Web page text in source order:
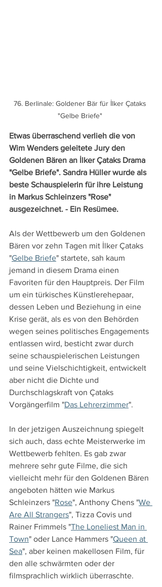
76. Berlinale: Goldener Bär für İlker Çataks
"Gelbe Briefe"
Etwas überraschend verlieh die von
Wim Wenders geleitete Jury den
Goldenen Bären an İlker Çataks Drama
"Gelbe Briefe". Sandra Hüller wurde als
beste Schauspielerin für ihre Leistung
in Markus Schleinzers "Rose"
ausgezeichnet. - Ein Resümee.
Als der Wettbewerb um den Goldenen
Bären vor zehn Tagen mit İlker Çataks
"Gelbe Briefe" startete, sah kaum
jemand in diesem Drama einen
Favoriten für den Hauptpreis. Der Film
um ein türkisches Künstlerehepaar,
dessen Leben und Beziehung in eine
Krise gerät, als es von den Behörden
wegen seines politisches Engagements
entlassen wird, besticht zwar durch
seine schauspielerischen Leistungen
und seine Vielschichtigkeit, entwickelt
aber nicht die Dichte und
Durchschlagskraft von Çataks
Vorgängerfilm "Das Lehrerzimmer".
In der jetzigen Auszeichnung spiegelt
sich auch, dass echte Meisterwerke im
Wettbewerb fehlten. Es gab zwar
mehrere sehr gute Filme, die sich
vielleicht mehr für den Goldenen Bären
angeboten hätten wie Markus
Schleinzers "Rose", Anthony Chens "We
Are All Strangers", Tizza Covis und
Rainer Frimmels "The Loneliest Man in
Town" oder Lance Hammers "Queen at
Sea", aber keinen makellosen Film, für
den alle schwärmten oder der
filmsprachlich wirklich überraschte.